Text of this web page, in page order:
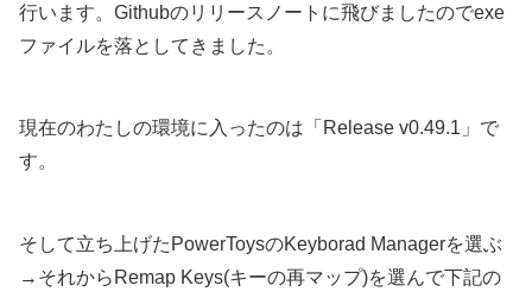
行います。Githubのリリースノートに飛びましたのでexe
ファイルを落としてきました。
現在のわたしの環境に入ったのは「Release v0.49.1」で
す。
そして立ち上げたPowerToysのKeyborad Managerを選ぶ
→それからRemap Keys(キーの再マップ)を選んで下記の